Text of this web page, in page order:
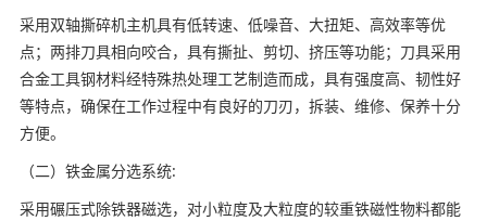
采用双轴撕碎机主机具有低转速、低噪音、大扭矩、高效率等优
点；两排刀具相向咬合，具有撕扯、剪切、挤压等功能；刀具采用
合金工具钢材料经特殊热处理工艺制造而成，具有强度高、韧性好
等特点，确保在工作过程中有良好的刀刃，拆装、维修、保养十分
方便。
（二）铁金属分选系统:
采用碾压式除铁器磁选，对小粒度及大粒度的较重铁磁性物料都能